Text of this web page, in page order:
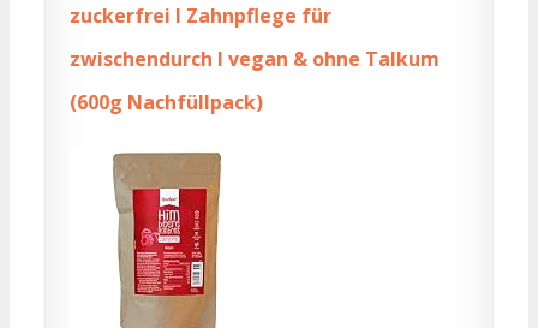
zuckerfrei I Zahnpflege für
zwischendurch I vegan & ohne Talkum
(600g Nachfüllpack)